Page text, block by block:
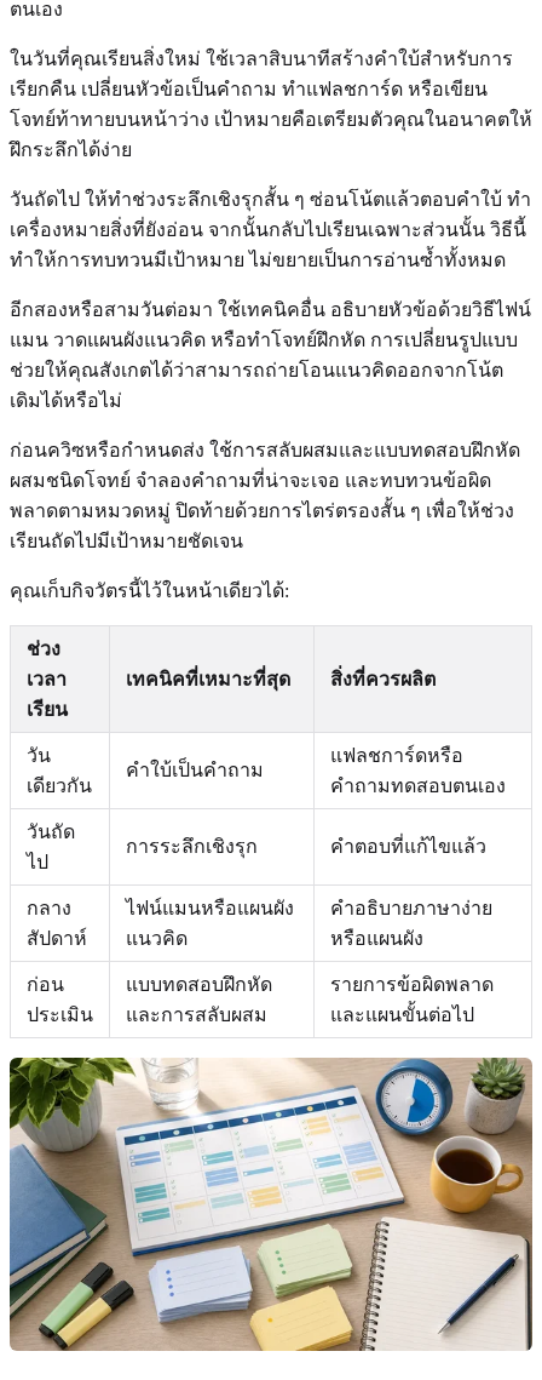
ตนเอง
ในวันที่คุณเรียนสิ่งใหม่ ใช้เวลาสิบนาทีสร้างคำใบ้สำหรับการ
เรียกคืน เปลี่ยนหัวข้อเป็นคำถาม ทำแฟลชการ์ด หรือเขียน
โจทย์ท้าทายบนหน้าว่าง เป้าหมายคือเตรียมตัวคุณในอนาคตให้
ฝึกระลึกได้ง่าย
วันถัดไป ให้ทำช่วงระลึกเชิงรุกสั้น ๆ ซ่อนโน้ตแล้วตอบคำใบ้ ทำ
เครื่องหมายสิ่งที่ยังอ่อน จากนั้นกลับไปเรียนเฉพาะส่วนนั้น วิธีนี้
ทำให้การทบทวนมีเป้าหมาย ไม่ขยายเป็นการอ่านซ้ำทั้งหมด
อีกสองหรือสามวันต่อมา ใช้เทคนิคอื่น อธิบายหัวข้อด้วยวิธีไฟน์
แมน วาดแผนผังแนวคิด หรือทำโจทย์ฝึกหัด การเปลี่ยนรูปแบบ
ช่วยให้คุณสังเกตได้ว่าสามารถถ่ายโอนแนวคิดออกจากโน้ต
เดิมได้หรือไม่
ก่อนควิซหรือกำหนดส่ง ใช้การสลับผสมและแบบทดสอบฝึกหัด
ผสมชนิดโจทย์ จำลองคำถามที่น่าจะเจอ และทบทวนข้อผิด
พลาดตามหมวดหมู่ ปิดท้ายด้วยการไตร่ตรองสั้น ๆ เพื่อให้ช่วง
เรียนถัดไปมีเป้าหมายชัดเจน
คุณเก็บกิจวัตรนี้ไว้ในหน้าเดียวได้:
ช่วง
เวลา
เรียน
เทคนิคที่เหมาะที่สุด สิ่งที่ควรผลิต
วัน
เดียวกัน
คำใบ้เป็นคำถาม
แฟลชการ์ดหรือ
คำถามทดสอบตนเอง
วันถัด
ไป
การระลึกเชิงรุก คำตอบที่แก้ไขแล้ว
กลาง
สัปดาห์
ไฟน์แมนหรือแผนผัง
แนวคิด
คำอธิบายภาษาง่าย
หรือแผนผัง
ก่อน
ประเมิน
แบบทดสอบฝึกหัด
และการสลับผสม
รายการข้อผิดพลาด
และแผนขั้นต่อไป